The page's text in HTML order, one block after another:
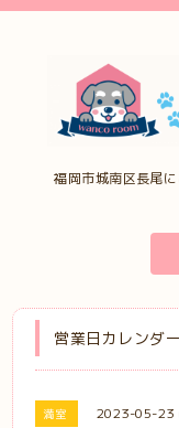
福岡市城南区長尾
営業日カレンダ
満室 2023-05-23